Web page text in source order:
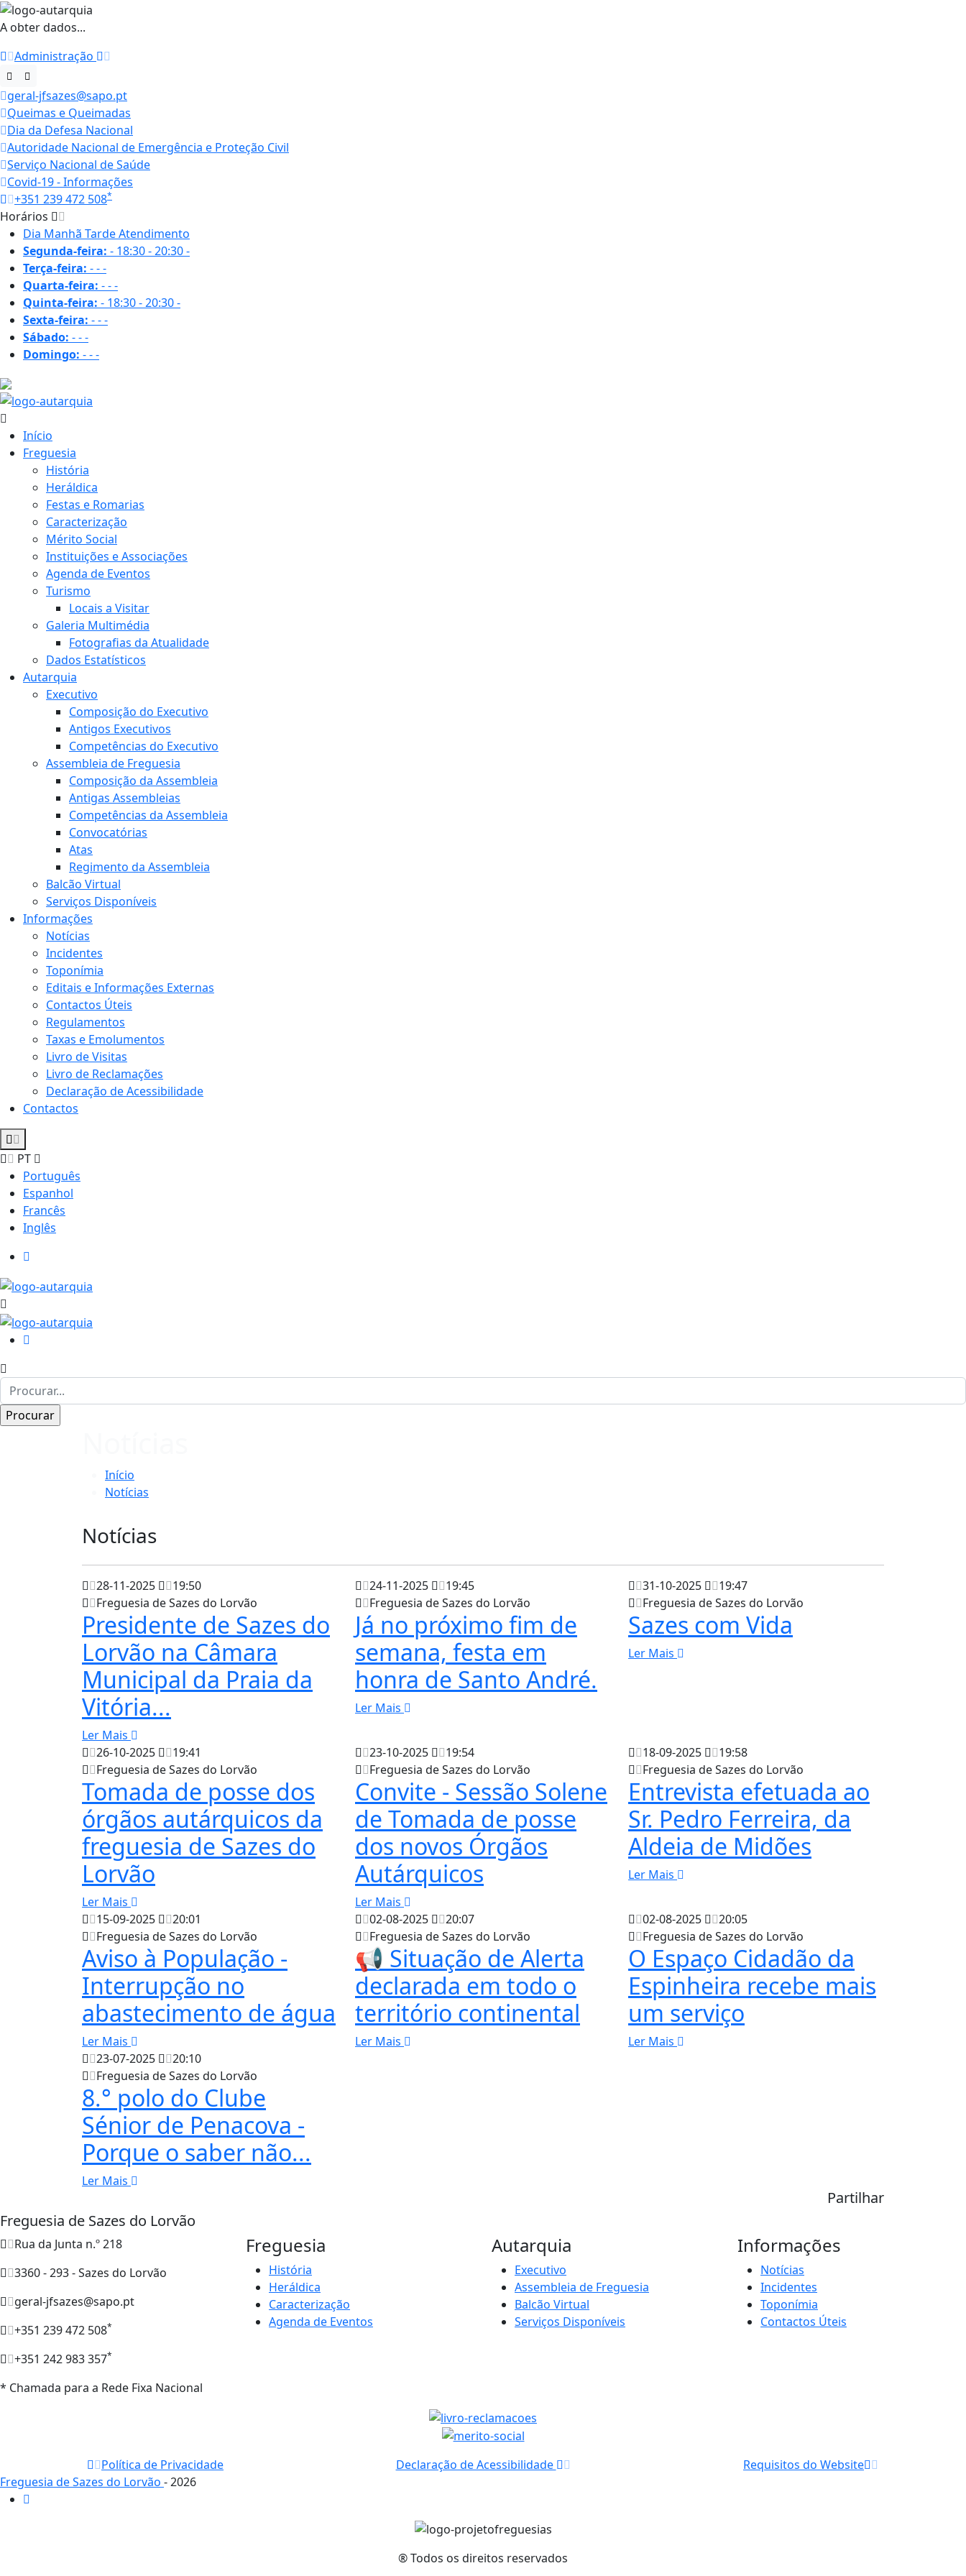
A obter dados...
Administração
geral-jfsazes@sapo.pt
Queimas e Queimadas
Dia da Defesa Nacional
Autoridade Nacional de Emergência e Proteção Civil
Serviço Nacional de Saúde
Covid-19 - Informações
+351 239 472 508*
Horários
Dia Manhã TardeAtendimento
Segunda-feira: - 18:30 - 20:30-
Terça-feira: ---
Quarta-feira: ---
Quinta-feira: - 18:30 - 20:30-
Sexta-feira: ---
Sábado: ---
Domingo: ---
Início
Freguesia
História
Heráldica
Festas e Romarias
Caracterização
Mérito Social
Instituições e Associações
Agenda de Eventos
Turismo
Locais a Visitar
Galeria Multimédia
Fotografias da Atualidade
Dados Estatísticos
Autarquia
Executivo
Composição do Executivo
Antigos Executivos
Competências do Executivo
Assembleia de Freguesia
Composição da Assembleia
Antigas Assembleias
Competências da Assembleia
Convocatórias
Atas
Regimento da Assembleia
Balcão Virtual
Serviços Disponíveis
Informações
Notícias
Incidentes
Toponímia
Editais e Informações Externas
Contactos Úteis
Regulamentos
Taxas e Emolumentos
Livro de Visitas
Livro de Reclamações
Declaração de Acessibilidade
Contactos
PT
Português
Espanhol
Francês
Inglês
Início
Notícias
Notícias
28-11-2025
19:50
Freguesia de Sazes do Lorvão
Presidente de Sazes do
Lorvão na Câmara
Municipal da Praia da
Vitória...
Ler Mais
24-11-2025
19:45
Freguesia de Sazes do Lorvão
Já no próximo fim de
semana, festa em
honra de Santo André.
Ler Mais
31-10-2025
19:47
Freguesia de Sazes do Lorvão
Sazes com Vida
Ler Mais
26-10-2025
19:41
Freguesia de Sazes do Lorvão
Tomada de posse dos
órgãos autárquicos da
freguesia de Sazes do
Lorvão
Ler Mais
23-10-2025
19:54
Freguesia de Sazes do Lorvão
Convite - Sessão Solene
de Tomada de posse
dos novos Órgãos
Autárquicos
Ler Mais
18-09-2025
19:58
Freguesia de Sazes do Lorvão
Entrevista efetuada ao
Sr. Pedro Ferreira, da
Aldeia de Midões
Ler Mais
15-09-2025
20:01
Freguesia de Sazes do Lorvão
Aviso à População -
Interrupção no
abastecimento de água
Ler Mais
02-08-2025
20:07
Freguesia de Sazes do Lorvão
📢 Situação de Alerta
declarada em todo o
território continental
Ler Mais
02-08-2025
20:05
Freguesia de Sazes do Lorvão
O Espaço Cidadão da
Espinheira recebe mais
um serviço
Ler Mais
23-07-2025
20:10
Freguesia de Sazes do Lorvão
8.° polo do Clube
Sénior de Penacova -
Porque o saber não...
Ler Mais
Partilhar
Freguesia de Sazes do Lorvão
Rua da Junta n.º 218
3360 - 293 - Sazes do Lorvão
geral-jfsazes@sapo.pt
+351 239 472 508*
+351 242 983 357*
* Chamada para a Rede Fixa Nacional
Freguesia
História
Heráldica
Caracterização
Agenda de Eventos
Autarquia
Executivo
Assembleia de Freguesia
Balcão Virtual
Serviços Disponíveis
Informações
Notícias
Incidentes
Toponímia
Contactos Úteis
Política de Privacidade Declaração de Acessibilidade
Requisitos do Website
Freguesia de Sazes do Lorvão - 2026
® Todos os direitos reservados